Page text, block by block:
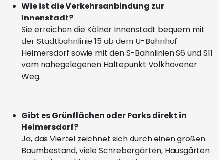
Wie ist die Verkehrsanbindung zur
Innenstadt?
Sie erreichen die Kölner Innenstadt bequem mit
der Stadtbahnlinie 15 ab dem U-Bahnhof
Heimersdorf sowie mit den S-Bahnlinien S6 und S11
vom nahegelegenen Haltepunkt Volkhovener
Weg.
Gibt es Grünflächen oder Parks direkt in
Heimersdorf?
Ja, das Viertel zeichnet sich durch einen großen
Baumbestand, viele Schrebergärten, Hausgärten